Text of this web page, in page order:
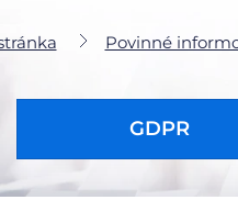
Povinné
GDPR